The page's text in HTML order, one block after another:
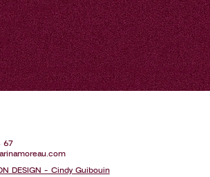
5 chapitres
pleinement ta place, récupérer ton énergie
d'alignement et de confiance.
67
DESIGN - Cindy Guibouin